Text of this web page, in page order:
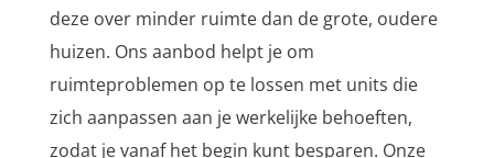
deze over minder ruimte dan de grote, oudere
huizen. Ons aanbod helpt je om
ruimteproblemen op te lossen met units die
zich aanpassen aan je werkelijke behoeften,
zodat je vanaf het begin kunt besparen. Onze